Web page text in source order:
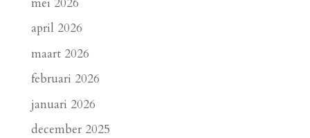
april 2026
maart 2026
februari 2026
januari 2026
december 2025